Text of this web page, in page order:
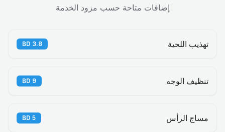
إضافات متاحة حسب مزود الخدمة
تهذيب اللحية 3.8
BD
تنظيف الوجه 9
BD
مساج الرأس 5
BD